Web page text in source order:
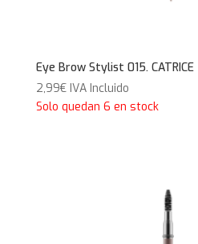
Eye Brow Stylist 015. CATRICE
2,99€ IVA Incluido
Solo quedan 6 en stock